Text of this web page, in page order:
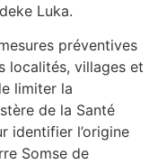
Luka.
préventives
localités, villages et
limiter la
de la Santé
identifier l’origine
Somse de